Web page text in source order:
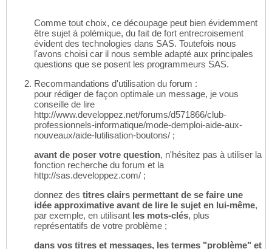
Comme tout choix, ce découpage peut bien évidemment
être sujet à polémique, du fait de fort entrecroisement
évident des technologies dans SAS. Toutefois nous
l'avons choisi car il nous semble adapté aux principales
questions que se posent les programmeurs SAS.
Recommandations d'utilisation du forum :
pour rédiger de façon optimale un message, je vous
conseille de lire
http://www.developpez.net/forums/d571866/club-
professionnels-informatique/mode-demploi-aide-aux-
nouveaux/aide-lutilisation-boutons/ ;
avant de poser votre question, n'hésitez pas à utiliser la
fonction recherche du forum et la
http://sas.developpez.com/ ;
donnez des titres clairs permettant de se faire une
idée approximative avant de lire le sujet en lui-même,
par exemple, en utilisant les mots-clés, plus
représentatifs de votre problème ;
dans vos titres et messages, les termes "problème" et